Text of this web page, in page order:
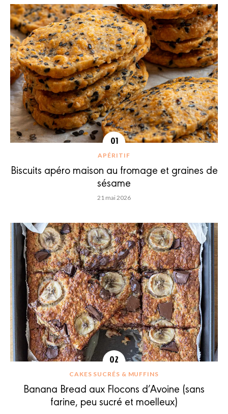
APÉRITIF
Biscuits apéro maison au fromage et graines de
sésame
21 mai 2026
CAKES SUCRÉS & MUFFINS
Banana Bread aux Flocons d’Avoine (sans
farine, peu sucré et moelleux)